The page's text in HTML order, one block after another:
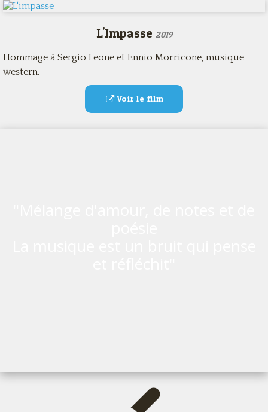
L'Impasse 2019
Hommage à Sergio Leone et Ennio Morricone, musique
western.
Voir le film